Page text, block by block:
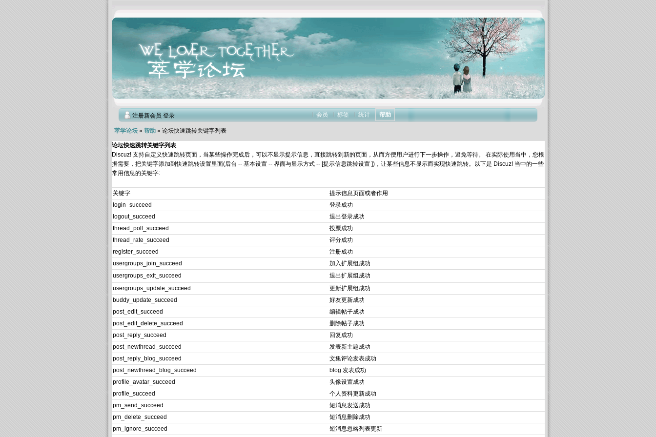
注册新会员 登录 会员 标签 统计 帮助
萃学论坛» 帮助» 论坛快速跳转关键字列表
论坛快速跳转关键字列表
Discuz! 支持自定义快速跳转页面，当某些操作完成后，可以不显示提示信息，直接跳转到新的页面，从而方便用户进行下一步操作，避免等待。 在实际使用当中，您根
据需要，把关键字添加到快速跳转设置里面(后台 -- 基本设置 -- 界面与显示方式 -- [提示信息跳转设置])，让某些信息不显示而实现快速跳转。以下是 Discuz! 当中的一些
常用信息的关键字:
关键字
提示信息页面或者作用
login_succeed
登录成功
logout_succeed
退出登录成功
thread_poll_succeed
投票成功
thread_rate_succeed
评分成功
register_succeed
注册成功
usergroups_join_succeed
加入扩展组成功
usergroups_exit_succeed
退出扩展组成功
usergroups_update_succeed
更新扩展组成功
buddy_update_succeed
好友更新成功
post_edit_succeed
编辑帖子成功
post_edit_delete_succeed
删除帖子成功
post_reply_succeed
回复成功
post_newthread_succeed
发表新主题成功
post_reply_blog_succeed
文集评论发表成功
post_newthread_blog_succeed
blog 发表成功
profile_avatar_succeed
头像设置成功
profile_succeed
个人资料更新成功
pm_send_succeed
短消息发送成功
pm_delete_succeed
短消息删除成功
pm_ignore_succeed
短消息忽略列表更新